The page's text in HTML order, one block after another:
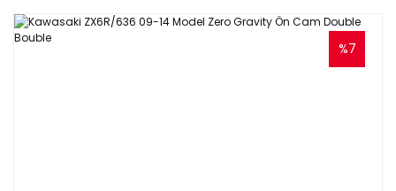
%7